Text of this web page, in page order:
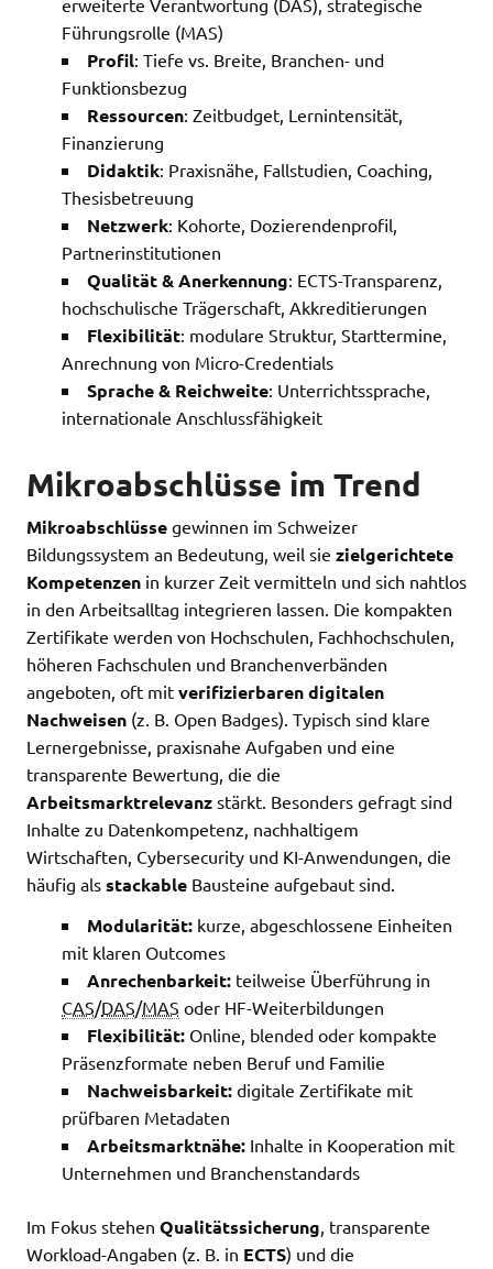
Führungsrolle (MAS)
Profil: Tiefe vs. Breite, Branchen- und
Funktionsbezug
Ressourcen: Zeitbudget, Lernintensität,
Finanzierung
Didaktik: Praxisnähe, Fallstudien, Coaching,
Thesisbetreuung
Netzwerk: Kohorte, Dozierendenprofil,
Partnerinstitutionen
Qualität & Anerkennung: ECTS-Transparenz,
hochschulische Trägerschaft, Akkreditierungen
Flexibilität: modulare Struktur, Starttermine,
Anrechnung von Micro-Credentials
Sprache & Reichweite: Unterrichtssprache,
internationale Anschlussfähigkeit
Mikroabschlüsse im Trend
Mikroabschlüsse gewinnen im Schweizer
Bildungssystem an Bedeutung, weil sie zielgerichtete
Kompetenzen in kurzer Zeit vermitteln und sich nahtlos
in den Arbeitsalltag integrieren lassen. Die kompakten
Zertifikate werden von Hochschulen, Fachhochschulen,
höheren Fachschulen und Branchenverbänden
angeboten, oft mit verifizierbaren digitalen
Nachweisen (z. B. Open Badges). Typisch sind klare
Lernergebnisse, praxisnahe Aufgaben und eine
transparente Bewertung, die die
Arbeitsmarktrelevanz stärkt. Besonders gefragt sind
Inhalte zu Datenkompetenz, nachhaltigem
Wirtschaften, Cybersecurity und KI-Anwendungen, die
häufig als stackable Bausteine aufgebaut sind.
Modularität: kurze, abgeschlossene Einheiten
mit klaren Outcomes
Anrechenbarkeit: teilweise Überführung in
CAS/DAS/MAS oder HF-Weiterbildungen
Flexibilität: Online, blended oder kompakte
Präsenzformate neben Beruf und Familie
Nachweisbarkeit: digitale Zertifikate mit
prüfbaren Metadaten
Arbeitsmarktnähe: Inhalte in Kooperation mit
Unternehmen und Branchenstandards
Im Fokus stehen Qualitätssicherung, transparente
Workload-Angaben (z. B. in ECTS) und die